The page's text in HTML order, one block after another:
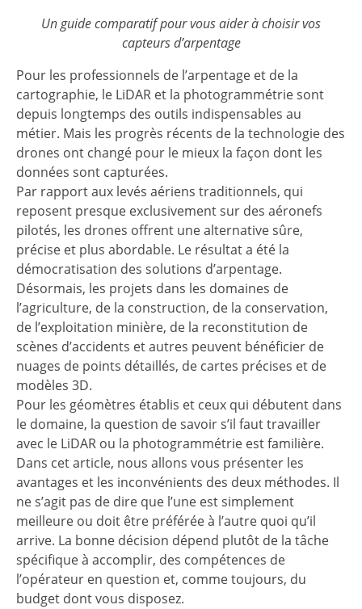
Un guide comparatif pour vous aider à choisir vos
capteurs d’arpentage
Pour les professionnels de l’arpentage et de la
cartographie, le LiDAR et la photogrammétrie sont
depuis longtemps des outils indispensables au
métier. Mais les progrès récents de la technologie des
drones ont changé pour le mieux la façon dont les
données sont capturées.
Par rapport aux levés aériens traditionnels, qui
reposent presque exclusivement sur des aéronefs
pilotés, les drones offrent une alternative sûre,
précise et plus abordable. Le résultat a été la
démocratisation des solutions d’arpentage.
Désormais, les projets dans les domaines de
l’agriculture, de la construction, de la conservation,
de l’exploitation minière, de la reconstitution de
scènes d’accidents et autres peuvent bénéficier de
nuages de points détaillés, de cartes précises et de
modèles 3D.
Pour les géomètres établis et ceux qui débutent dans
le domaine, la question de savoir s’il faut travailler
avec le LiDAR ou la photogrammétrie est familière.
Dans cet article, nous allons vous présenter les
avantages et les inconvénients des deux méthodes. Il
ne s’agit pas de dire que l’une est simplement
meilleure ou doit être préférée à l’autre quoi qu’il
arrive. La bonne décision dépend plutôt de la tâche
spécifique à accomplir, des compétences de
l’opérateur en question et, comme toujours, du
budget dont vous disposez.